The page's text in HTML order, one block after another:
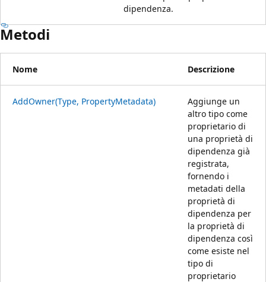
dipendenza.
Metodi
Nome Descrizione
AddOwner(Type, PropertyMetadata)
Aggiunge un
altro tipo come
proprietario di
una proprietà di
dipendenza già
registrata,
fornendo i
metadati della
proprietà di
dipendenza per
la proprietà di
dipendenza così
come esiste nel
tipo di
proprietario